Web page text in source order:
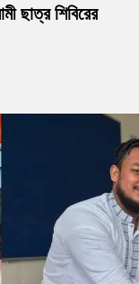
ছাত্র শিবিরের